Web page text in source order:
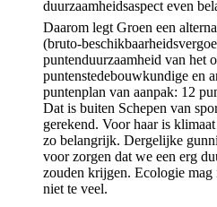
duurzaamheidsaspect even
Daarom legt Groen een
(bruto-
puntenduurzaamheid van het
puntenstedebouwkundige en
puntenplan van aanpak: 12
Dat is buiten Schepen van
gerekend. Voor haar is
zo belangrijk. Dergelijke
voor zorgen dat we een erg
zouden krijgen. Ecologie mag
niet te veel.